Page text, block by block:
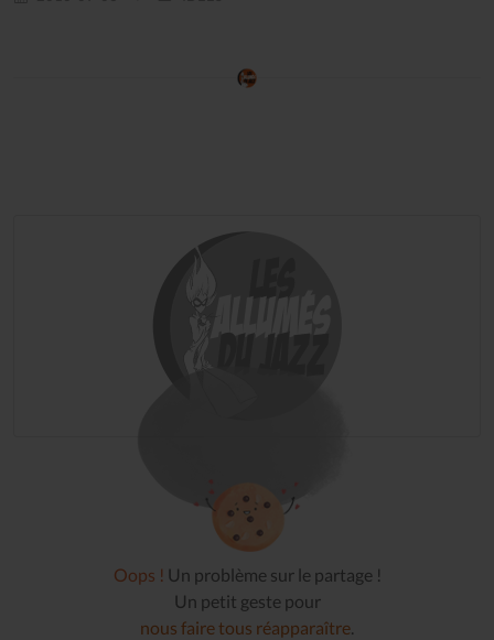
Oops ! Un problème sur le partage !
Un petit geste pour
nous faire tous réapparaître.